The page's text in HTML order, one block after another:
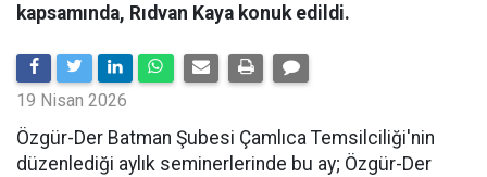
kapsamında, Rıdvan Kaya konuk edildi.
19 Nisan 2026
​Özgür-Der Batman Şubesi Çamlıca Temsilciliği'nin
düzenlediği aylık seminerlerinde bu ay; Özgür-Der